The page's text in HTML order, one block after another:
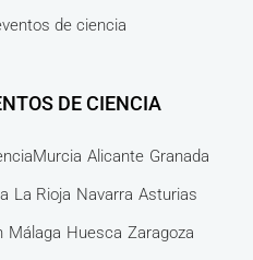
de ciencia
DE CIENCIA
Murcia Alicante Granada
La Rioja Navarra Asturias
Málaga Huesca Zaragoza